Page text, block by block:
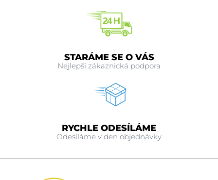
STARÁME SE O VÁS
Nejlepší zákaznická podpora
RYCHLE ODESÍLÁME
Odesíláme v den objednávky